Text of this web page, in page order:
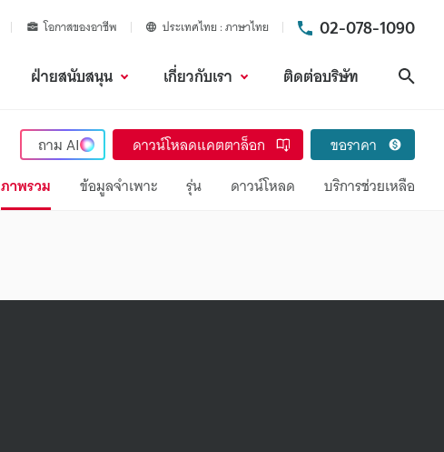
โอกาสของอาชีพ ประเทศไทย ภาษาไทย 02-078-1090
ฝ่ายสนับสนุน เกี่ยวกับเรา ติดต่อบริษัท
ถามAI ดาวน์โหลดแคตตาล็อก
ขอราคา
ภาพรวม
ข้อมูลจำเพาะ รุ่น ดาวน์โหลด บริการช่วยเหลือ